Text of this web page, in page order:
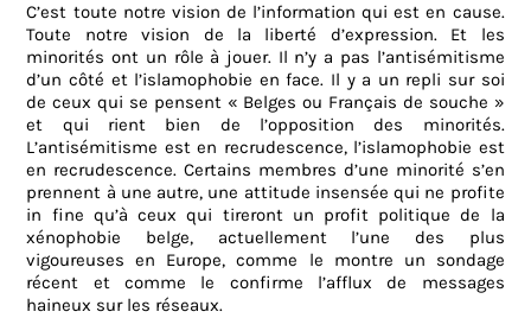
C’est toute notre vision de l’information qui est en cause.
Toute notre vision de la liberté d’expression. Et les
minorités ont un rôle à jouer. Il n’y a pas l’antisémitisme
d’un côté et l’islamophobie en face. Il y a un repli sur soi
de ceux qui se pensent « Belges ou Français de souche »
et qui rient bien de l’opposition des minorités.
L’antisémitisme est en recrudescence, l’islamophobie est
en recrudescence. Certains membres d’une minorité s’en
prennent à une autre, une attitude insensée qui ne profite
in fine qu’à ceux qui tireront un profit politique de la
xénophobie belge, actuellement l’une des plus
vigoureuses en Europe, comme le montre un sondage
récent et comme le confirme l’afflux de messages
haineux sur les réseaux.